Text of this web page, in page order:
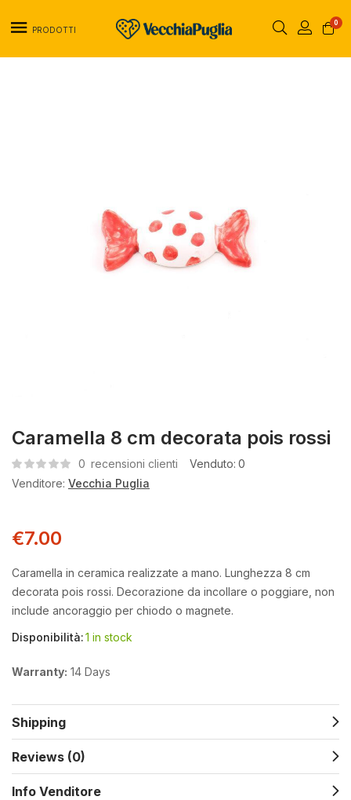
PRODOTTI
0
Caramella 8 cm decorata pois rossi
0 recensioni clienti Venduto: 0
Venditore: Vecchia Puglia
€7.00
Caramella in ceramica realizzate a mano. Lunghezza 8 cm
decorata pois rossi. Decorazione da incollare o poggiare, non
include ancoraggio per chiodo o magnete.
Disponibilità:1 in stock
Warranty: 14 Days
Shipping
Reviews (0)
Info Venditore